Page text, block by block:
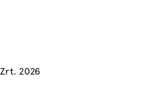
2026